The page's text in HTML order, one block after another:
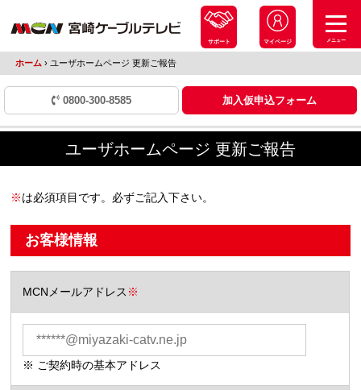
サポート マイページ メニュー
ホーム ›ユーザホームページ 更新ご報告
0800-300-8585 加入仮申込フォーム
ユーザホームページ 更新ご報告
※は必須項目です。必ずご記入下さい。
お客様情報
MCNメールアドレス ※
※ ご契約時の基本アドレス